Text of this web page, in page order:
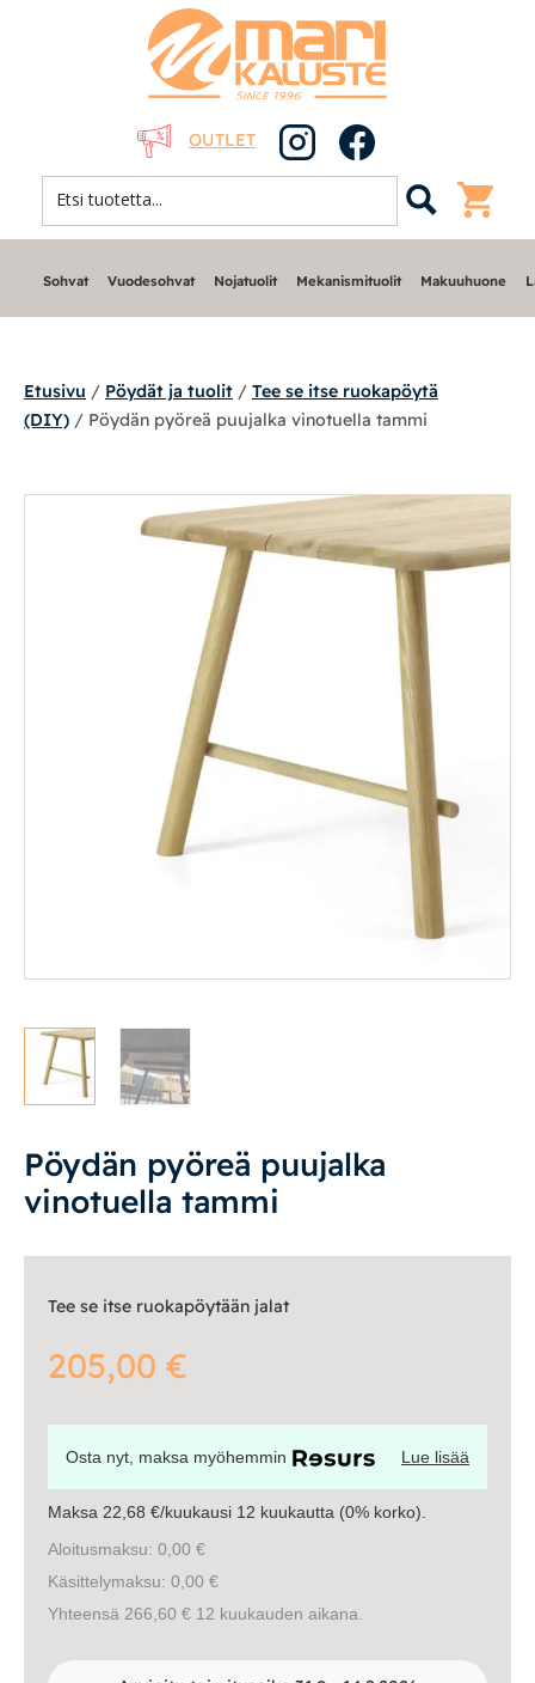
OUTLET
Nojatuolit
Mekanismituolit
Makuuhuone
Pöydät ja tuolit
Työpöydät ja työtuolit
Ulkokalusteet
Valaisimet
Vuodesohvat
Senioreille
Oma tili|Yhteystiedot|Ostoskori
Sohvat Vuodesohvat Nojatuolit Mekanismituolit Makuuhuone
Etusivu / Pöydät ja tuolit / Tee se itse ruokapöytä
(DIY) / Pöydän pyöreä puujalka vinotuella tammi
Pöydän pyöreä puujalka
vinotuella tammi
Tee se itse ruokapöytään jalat
205,00 €
Osta nyt, maksa myöhemmin Lue lisää
Maksa 22,68 €/kuukausi 12 kuukautta (0% korko).
Aloitusmaksu: 0,00 €
Käsittelymaksu: 0,00 €
Yhteensä 266,60 € 12 kuukauden aikana.